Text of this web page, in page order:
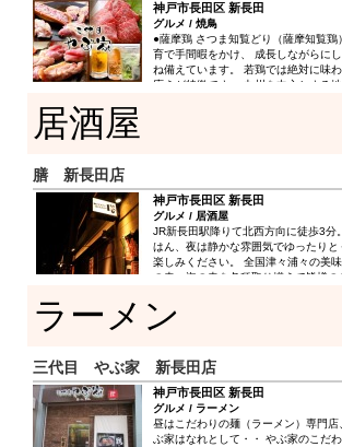
神戸市長田区 新長田
グルメ / 焼鳥
●薩摩鶏 さつま知覧どり（薩摩知覧
育で手間暇をかけ、 成長しながらに
ね備えています。 若鶏では絶対に味
応えが特徴です。 九州を中心とする
居酒屋
膳 新長田店
神戸市長田区 新長田
グルメ / 居酒屋
JR新長田駅降りて北西方向に徒歩3分
はん、夜は静かな雰囲気でゆったり
楽しみください。 全国津々浦々の美
の幸・海の幸を各種取り揃えて皆様
ラーメン
三代目 やぶ家 新長田店
神戸市長田区 新長田
グルメ / ラーメン
昼はこだわりの麺（ラーメン）専門
ぶ家はなれとして・・ やぶ家のこだ